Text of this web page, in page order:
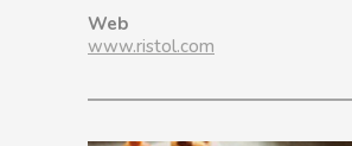
Web
www.ristol.com